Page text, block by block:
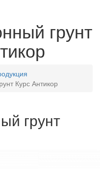
грунт
Курс Антикор
грунт